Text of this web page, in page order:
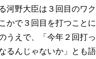
河野大臣は３回目のワ
かで３回目を打つこと
うえで、「今年２回打
るんじゃないか」とも